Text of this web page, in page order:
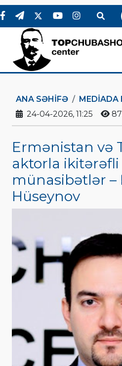
ANA SƏHIFƏ
MEDİADA
24-04-2026, 11:25
Ermənistan və
aktorla ikitərəfli
münasibətlər –
Hüseynov